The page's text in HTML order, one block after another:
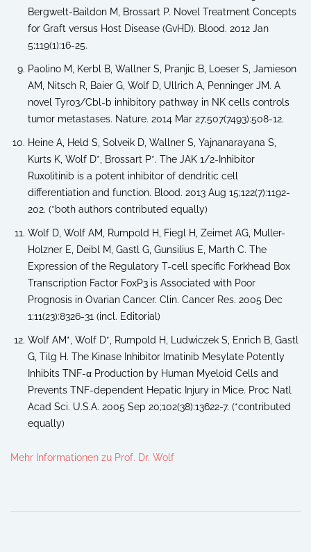
Bergwelt-Baildon M, Brossart P. Novel Treatment Concepts
for Graft versus Host Disease (GvHD). Blood. 2012 Jan
5;119(1):16-25.
Paolino M, Kerbl B, Wallner S, Pranjic B, Loeser S, Jamieson
AM, Nitsch R, Baier G, Wolf D, Ullrich A, Penninger JM. A
novel Tyro3/Cbl-b inhibitory pathway in NK cells controls
tumor metastases. Nature. 2014 Mar 27;507(7493):508-12.
Heine A, Held S, Solveik D, Wallner S, Yajnanarayana S,
Kurts K, Wolf D*, Brossart P*. The JAK 1/2-Inhibitor
Ruxolitinib is a potent inhibitor of dendritic cell
differentiation and function. Blood. 2013 Aug 15;122(7):1192-
202. (*both authors contributed equally)
Wolf D, Wolf AM, Rumpold H, Fiegl H, Zeimet AG, Muller-
Holzner E, Deibl M, Gastl G, Gunsilius E, Marth C. The
Expression of the Regulatory T-cell specific Forkhead Box
Transcription Factor FoxP3 is Associated with Poor
Prognosis in Ovarian Cancer. Clin. Cancer Res. 2005 Dec
1;11(23):8326-31 (incl. Editorial)
Wolf AM*, Wolf D*, Rumpold H, Ludwiczek S, Enrich B, Gastl
G, Tilg H. The Kinase Inhibitor Imatinib Mesylate Potently
Inhibits TNF-α Production by Human Myeloid Cells and
Prevents TNF-dependent Hepatic Injury in Mice. Proc Natl
Acad Sci. U.S.A. 2005 Sep 20;102(38):13622-7. (*contributed
equally)
Mehr Informationen zu Prof. Dr. Wolf